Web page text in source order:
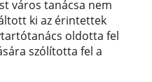
város tanácsa nem
ki az érintettek
oldotta fel
szólította fel a